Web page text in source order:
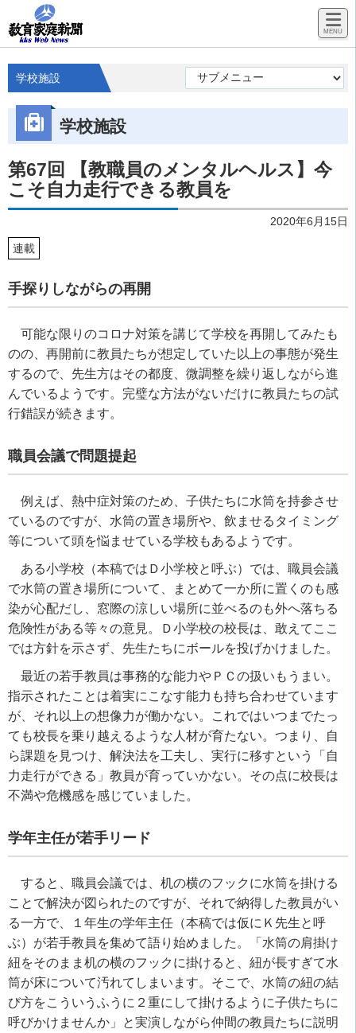
学校施設
学校施設
第67回 【教職員のメンタルヘルス】今
こそ自力走行できる教員を
2020年6月15日
連載
手探りしながらの再開
可能な限りのコロナ対策を講じて学校を再開してみたも
のの、再開前に教員たちが想定していた以上の事態が発生
するので、先生方はその都度、微調整を繰り返しながら進
んでいるようです。完璧な方法がないだけに教員たちの試
行錯誤が続きます。
職員会議で問題提起
例えば、熱中症対策のため、子供たちに水筒を持参させ
ているのですが、水筒の置き場所や、飲ませるタイミング
等について頭を悩ませている学校もあるようです。
ある小学校（本稿ではＤ小学校と呼ぶ）では、職員会議
で水筒の置き場所について、まとめて一か所に置くのも感
染が心配だし、窓際の涼しい場所に並べるのも外へ落ちる
危険性がある等々の意見。Ｄ小学校の校長は、敢えてここ
では方針を示さず、先生たちにボールを投げかけました。
最近の若手教員は事務的な能力やＰＣの扱いもうまい。
指示されたことは着実にこなす能力も持ち合わせています
が、それ以上の想像力が働かない。これではいつまでたっ
ても校長を乗り越えるような人材が育たない。つまり、自
ら課題を見つけ、解決法を工夫し、実行に移すという「自
力走行ができる」教員が育っていかない。その点に校長は
不満や危機感を感じていました。
学年主任が若手リード
すると、職員会議では、机の横のフックに水筒を掛ける
ことで解決が図られたのですが、それで納得した教員がい
る一方で、１年生の学年主任（本稿では仮にＫ先生と呼
ぶ）が若手教員を集めて語り始めました。「水筒の肩掛け
紐をそのまま机の横のフックに掛けると、紐が長すぎて水
筒が床について汚れてしまいます。そこで、水筒の紐の結
び方をこういうふうに２重にして掛けるように子供たちに
呼びかけませんか」と実演しながら仲間の教員たちに説明